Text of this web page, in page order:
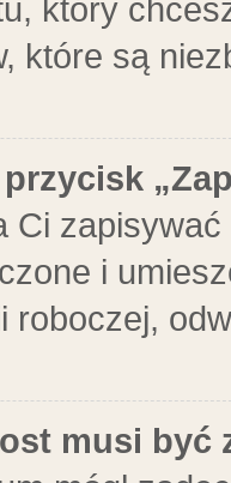
który
które są
przycisk
Ci
i
roboczej,
musi być